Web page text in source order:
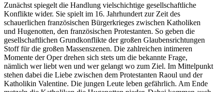
Zunächst spiegelt die Handlung vielschichtige gesellschaftliche
Konflikte wider. Sie spielt im 16. Jahrhundert zur Zeit des
schauerlichen französischen Bürgerkrieges zwischen Katholiken
und Hugenotten, den französischen Protestanten. So geben die
gesellschaftlichen Grundkonflikte der großen Glaubensrichtungen
Stoff für die großen Massenszenen. Die zahlreichen intimeren
Momente der Oper drehen sich stets um die bekannte Frage,
nämlich wer liebt wen und wer gelangt wo zum Ziel. Im Mittelpunkt
stehen dabei die Liebe zwischen dem Protestanten Raoul und der
Katholikin Valentine. Die jungen Leute leben gefährlich. Am Ende